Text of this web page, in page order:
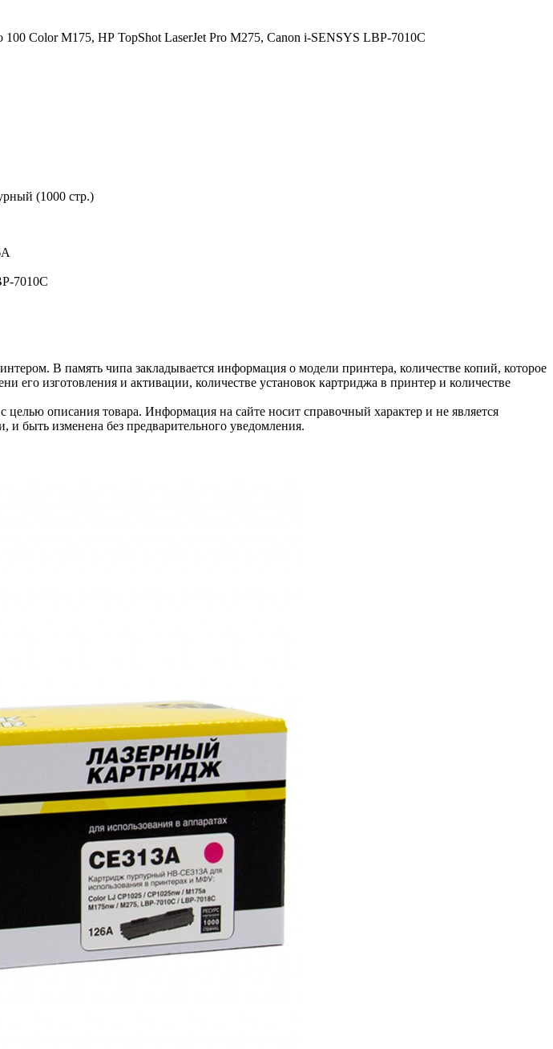
100 Color M175, HP TopShot LaserJet Pro M275, Canon i-SENSYS LBP-7010C
(1000 стр.)
7010C
В память чипа закладывается информация о модели принтера, количестве копий, которое
изготовления и активации, количестве установок картриджа в принтер и количестве
описания товара. Информация на сайте носит справочный характер и не является
быть изменена без предварительного уведомления.